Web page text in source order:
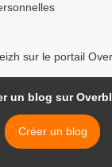
sur le portail
un blog sur
Créer un blog